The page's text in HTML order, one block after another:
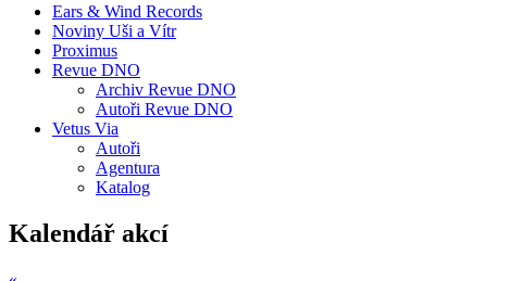
Ears & Wind Records
Noviny Uši a Vítr
Proximus
Revue DNO
Archiv Revue DNO
Autoři Revue DNO
Vetus Via
Autoři
Agentura
Katalog
Kalendář akcí